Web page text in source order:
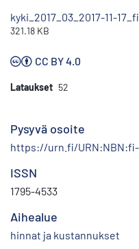
kyki_2017_03_2017-11-
321.18 KB
CC BY 4.0
Lataukset 52
Pysyvä osoite
https://urn.fi/URN:NBN:fi-
ISSN
1795-4533
Aihealue
hinnat ja kustannukset